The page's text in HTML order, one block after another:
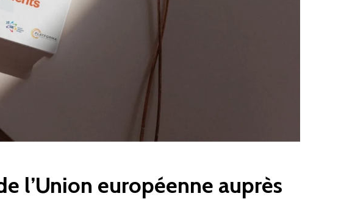
l’Union européenne auprès